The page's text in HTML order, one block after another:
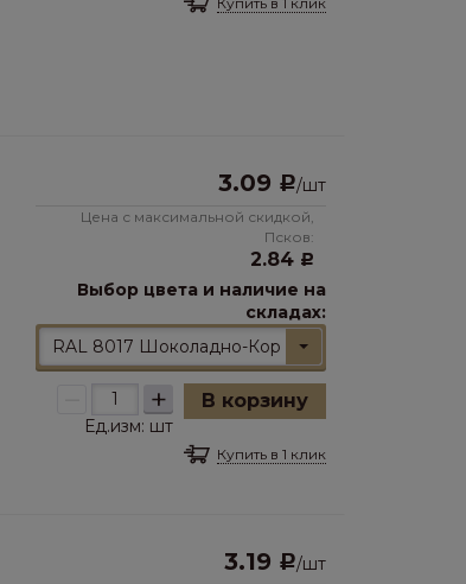
3.09 Р/шт
Цена с максимальной скидкой,
Псков:
2.84 Р
Выбор цвета и наличие на
складах:
RAL 8017 Шоколадно-Коричневый
+
Ед.изм: шт
В корзину
Купить в 1 клик
3.19 Р/шт